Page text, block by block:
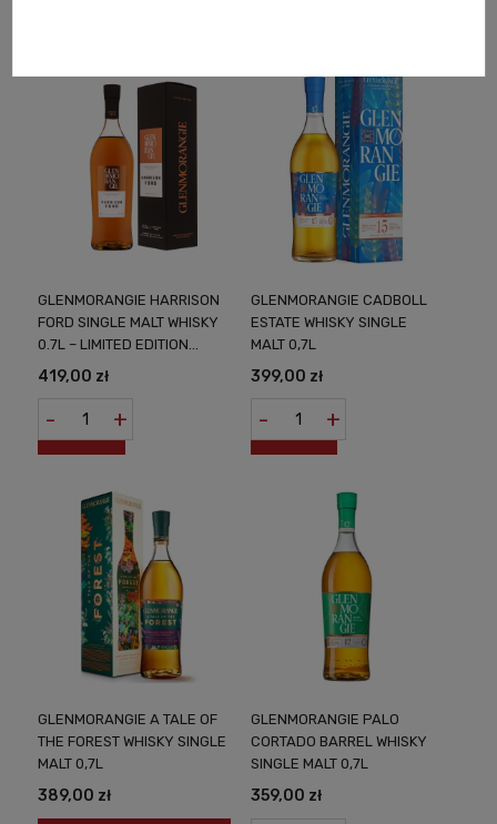
GLENMORANGIE HARRISON
FORD SINGLE MALT WHISKY
0.7L – LIMITED EDITION
SCOTCH WHISKY INSPIRED
419,00 zł
- +
GLENMORANGIE CADBOLL
ESTATE WHISKY SINGLE
MALT 0,7L
399,00 zł
- +
GLENMORANGIE A TALE OF
THE FOREST WHISKY SINGLE
MALT 0,7L
389,00 zł
GLENMORANGIE PALO
CORTADO BARREL WHISKY
SINGLE MALT 0,7L
359,00 zł